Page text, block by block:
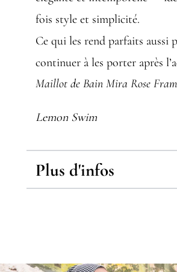
fois style et simplicité.
Ce qui les rend parfaits aussi
continuer à les porter après
Maillot de Bain Mira Rose
Lemon Swim
Plus d'infos